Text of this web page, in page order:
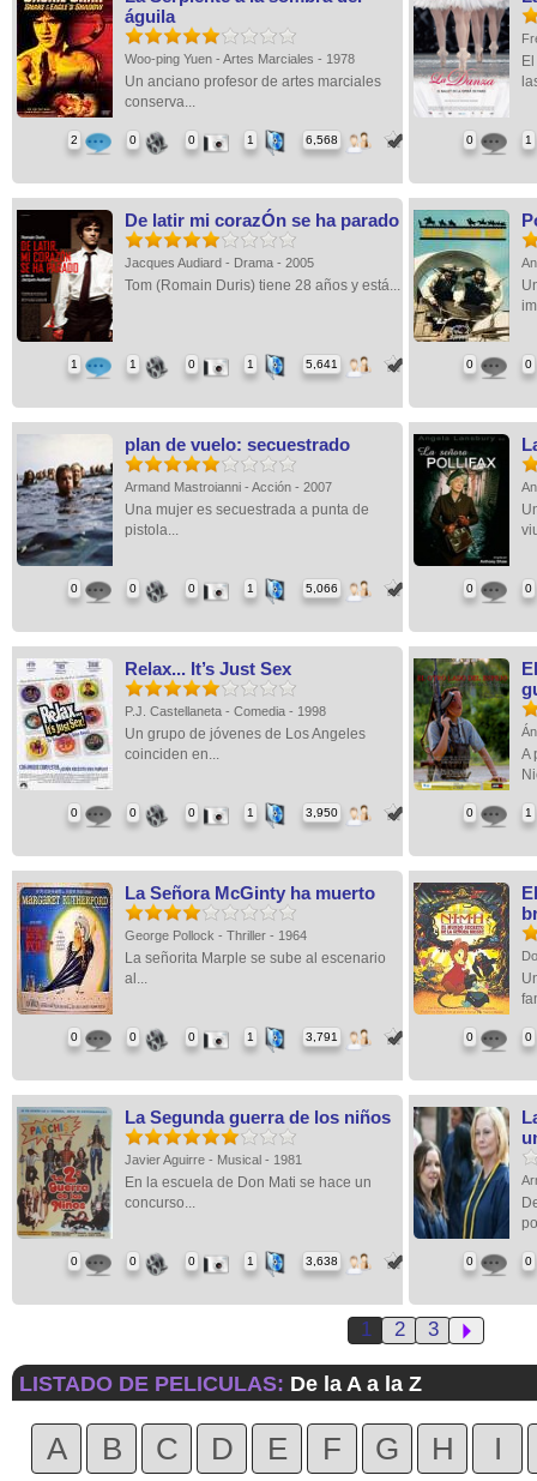
águila
Woo-ping Yuen - Artes Marciales - 1978
Un anciano profesor de artes marciales
conserva...
2 0 0 1 6,568 0 1
De latir mi corazÓn se ha parado
Jacques Audiard - Drama - 2005
Tom (Romain Duris) tiene 28 años y está...
1 1 0 1 5,641 0 0
plan de vuelo: secuestrado
Armand Mastroianni - Acción - 2007
Una mujer es secuestrada a punta de
pistola...
0 0 0 1 5,066 0 0
Relax... It’s Just Sex
P.J. Castellaneta - Comedia - 1998
Un grupo de jóvenes de Los Angeles
coinciden en...
0 0 0 1 3,950
A
0 1
La Señora McGinty ha muerto
George Pollock - Thriller - 1964
La señorita Marple se sube al escenario
al...
0 0 0 1 3,791 0 0
La Segunda guerra de los niños
Javier Aguirre - Musical - 1981
En la escuela de Don Mati se hace un
concurso...
0 0 0 1 3,638 0 0
1 2 3
LISTADO DE PELICULAS: De la A a la Z
A B C D E F G H
I